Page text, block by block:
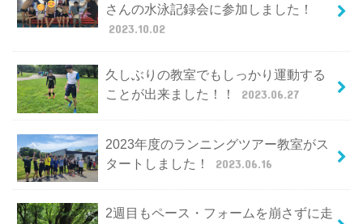
さんの水泳記録会に参加しました！
2023.10.02
久しぶりの教室でもしっかり運動する
ことが出来ました！！
2023.06.27
2023年度のランニングツアー教室がス
タートしました！
2023.06.16
2週目もペース・フォームを崩さずに走